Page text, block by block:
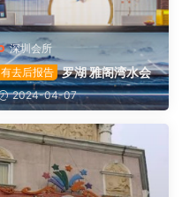
深圳会所
有去后报告 罗湖 雅阁湾水会
2024-04-07